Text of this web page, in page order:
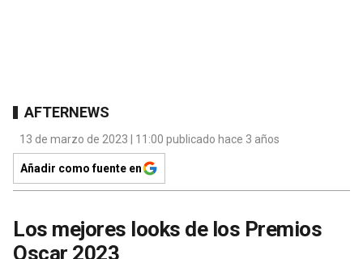
AFTERNEWS
13 de marzo de 2023 | 11:00 publicado hace 3 años
Añadir como fuente en
Los mejores looks de los Premios
Oscar 2023